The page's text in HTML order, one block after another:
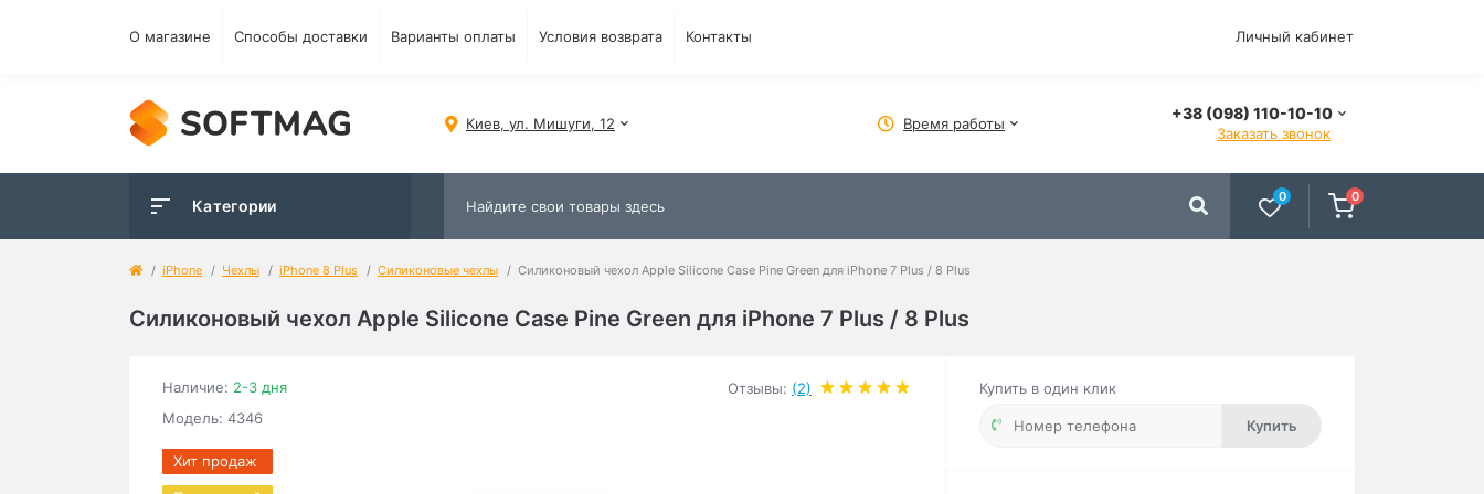
О магазине Способы доставки Варианты оплаты Условия возврата Контакты Личный кабинет
Киев, ул. Мишуги, 12 Время работы
+38 (098) 110-10-10
Заказать звонок
Категории 0 0
iPhone Чехлы iPhone 8 Plus Силиконовые чехлы Силиконовый чехол Apple Silicone Case Pine Green для iPhone 7 Plus / 8 Plus
Силиконовый чехол Apple Silicone Case Pine Green для iPhone 7 Plus / 8 Plus
Наличие: 2-3 дня
Модель: 4346
Отзывы: (2)
Хит продаж
Купить в один клик
Купить